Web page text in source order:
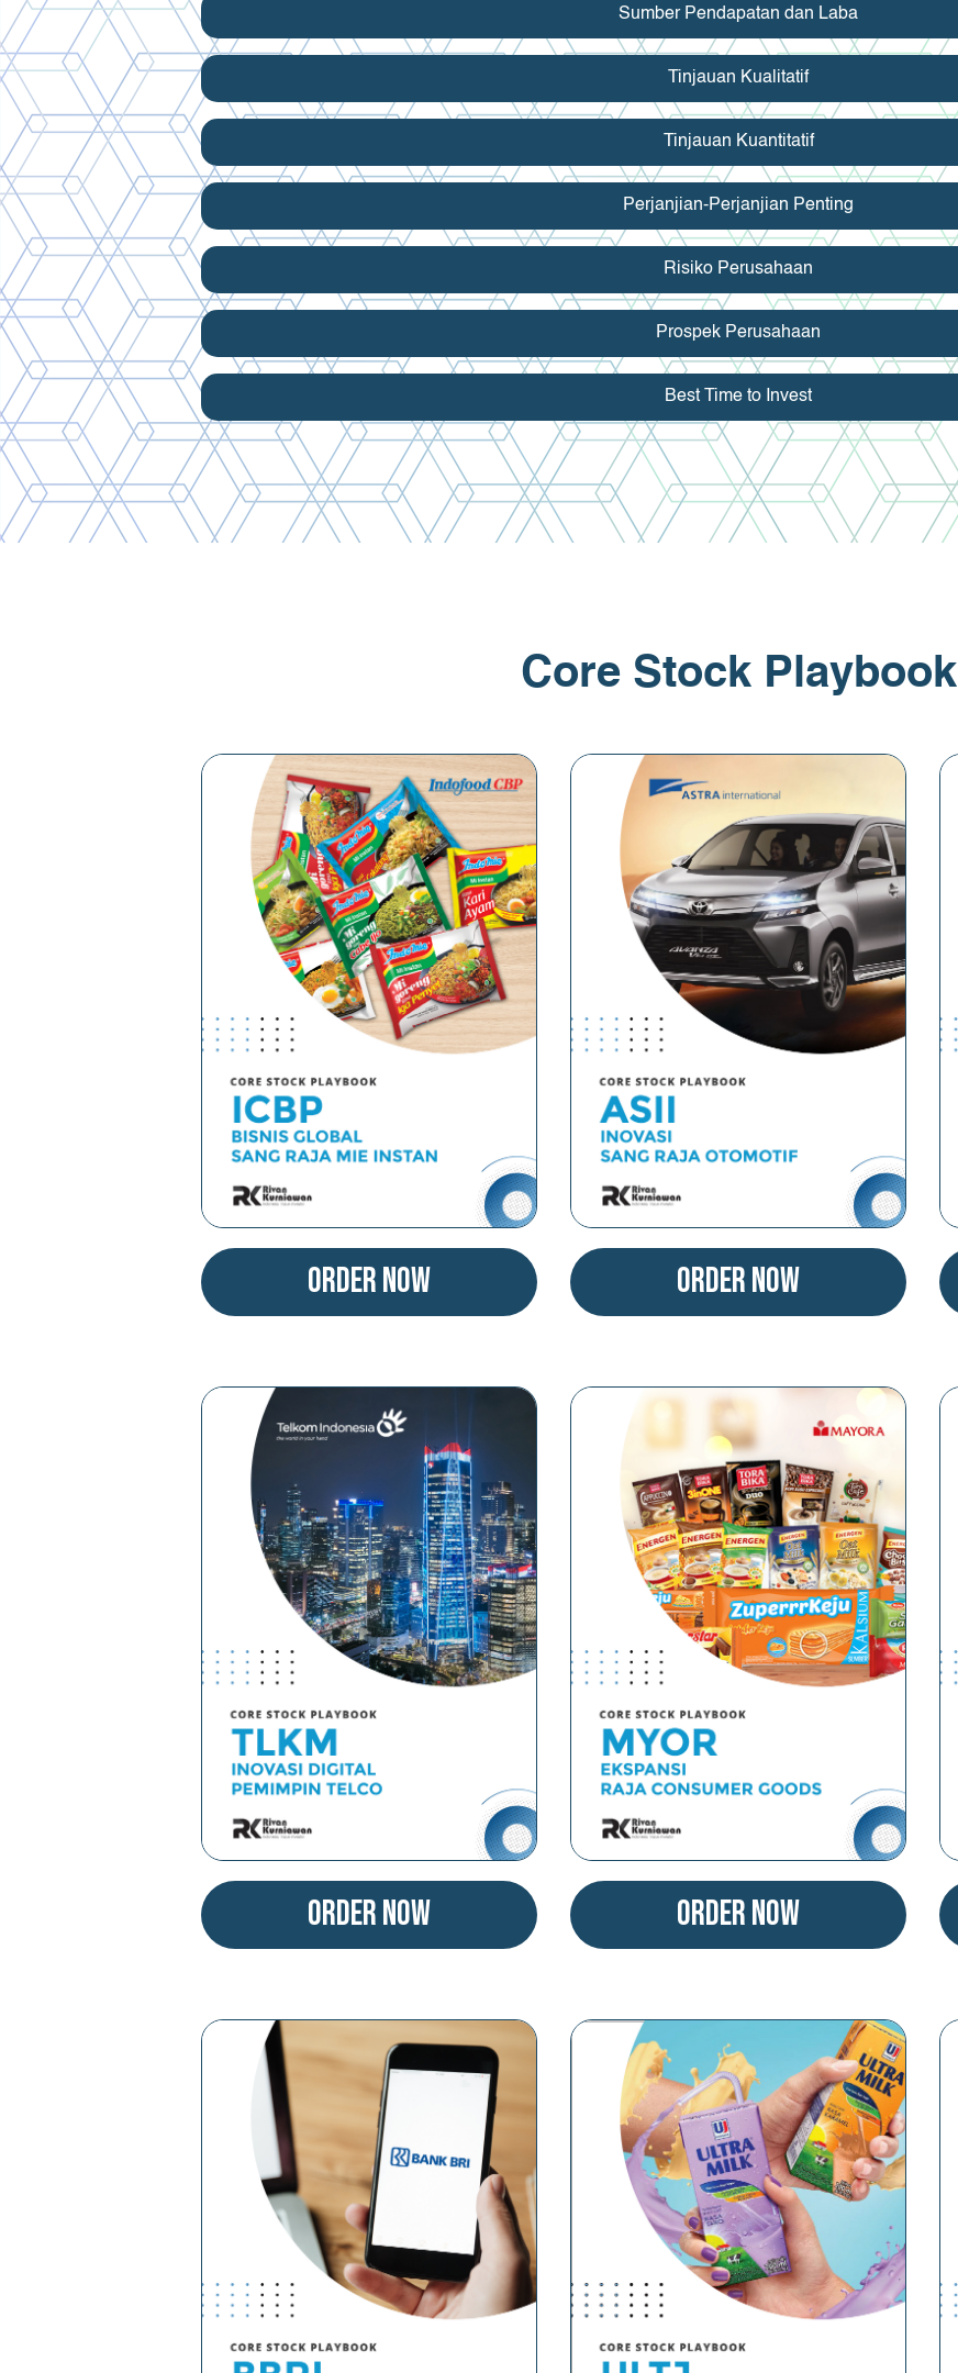
Sumber Pendapatan dan Laba
Tinjauan Kualitatif
Tinjauan Kuantitatif
Perjanjian-Perjanjian Penting
Risiko Perusahaan
Prospek Perusahaan
Best Time to Invest
Core Stock Playbook
Order Now Order Now
Order Now Order Now